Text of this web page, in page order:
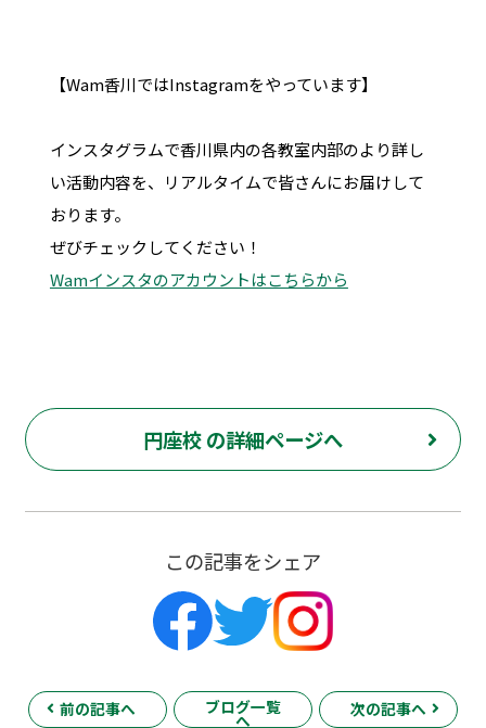
【Wam香川ではInstagramをやっています】
インスタグラムで香川県内の各教室内部のより詳し
い活動内容を、リアルタイムで皆さんにお届けして
おります。
ぜびチェックしてください！
Wamインスタのアカウントはこちらから
円座校 の詳細ページへ
この記事をシェア
前の記事へ ブログ一覧
へ
次の記事へ